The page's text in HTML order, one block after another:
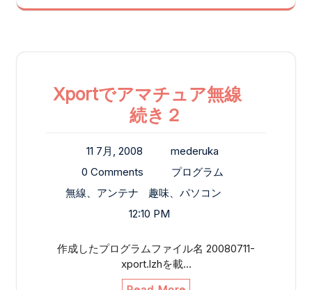
Xportでアマチュア無線
続き２
11 7月, 2008
mederuka
0 Comments
プログラム
無線、アンテナ
趣味、パソコン
12:10 PM
作成したプログラムファイル名 20080711-
xport.lzhを載…